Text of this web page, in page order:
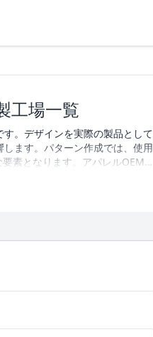
工場一覧
。デザインを実際の製品として
ます。パターン作成では、使用
素となります。アパレルOEMで
柔軟性、縫製工程との連携など
キングやパターン作成に対応す